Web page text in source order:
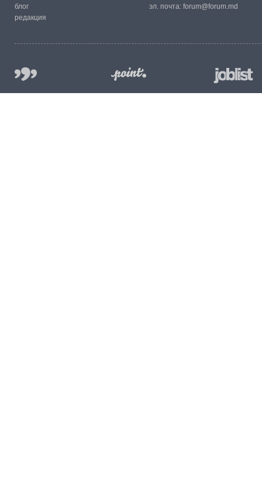
блог
редакция
эл. почта: forum@forum.md